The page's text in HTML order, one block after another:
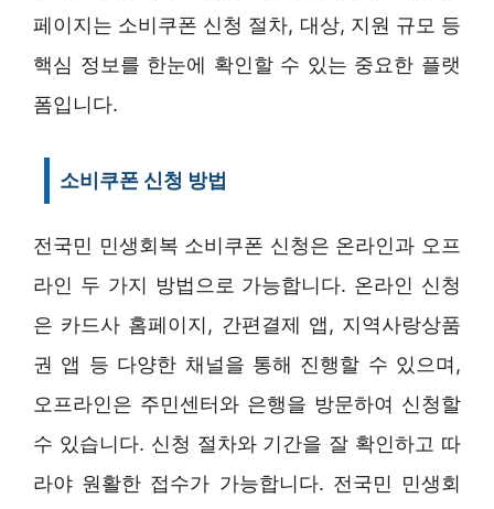
페이지는 소비쿠폰 신청 절차, 대상, 지원 규모 등
핵심 정보를 한눈에 확인할 수 있는 중요한 플랫
폼입니다.
소비쿠폰 신청 방법
전국민 민생회복 소비쿠폰 신청은 온라인과 오프
라인 두 가지 방법으로 가능합니다. 온라인 신청
은 카드사 홈페이지, 간편결제 앱, 지역사랑상품
권 앱 등 다양한 채널을 통해 진행할 수 있으며,
오프라인은 주민센터와 은행을 방문하여 신청할
수 있습니다. 신청 절차와 기간을 잘 확인하고 따
라야 원활한 접수가 가능합니다. 전국민 민생회